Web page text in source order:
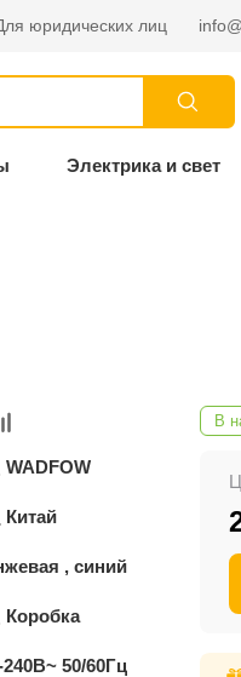
юридических лиц
Электрика и свет
WADFOW
Китай
, синий
Коробка
240В~ 50/60Гц
В